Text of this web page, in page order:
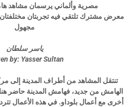
مصرية وألماني يرسمان مشاهد
معرض مشترك تلتقي فيه تجربتان
مجهول
ياسر سلطان
by: Yasser Sultan
تنتقل المشاهد من أطراف المدينة إلى
الهامش من جديد، فهامش المدينة حاضر
أخرى مع أعمال بلوداو. في هذه الأعمال